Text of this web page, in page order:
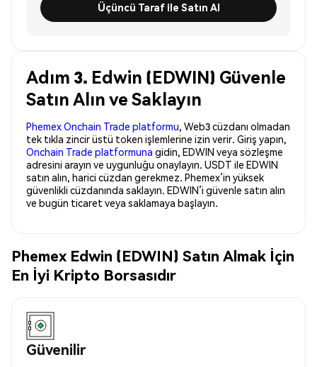
Üçüncü Taraf ile Satın Al
Adım 3. Edwin (EDWIN) Güvenle
Satın Alın ve Saklayın
Phemex Onchain Trade platformu, Web3 cüzdanı olmadan
tek tıkla zincir üstü token işlemlerine izin verir. Giriş yapın,
Onchain Trade platformuna gidin, EDWIN veya sözleşme
adresini arayın ve uygunluğu onaylayın. USDT ile EDWIN
satın alın, harici cüzdan gerekmez. Phemex’in yüksek
güvenlikli cüzdanında saklayın. EDWIN’i güvenle satın alın
ve bugün ticaret veya saklamaya başlayın.
Phemex Edwin (EDWIN) Satın Almak İçin
En İyi Kripto Borsasıdır
Güvenilir